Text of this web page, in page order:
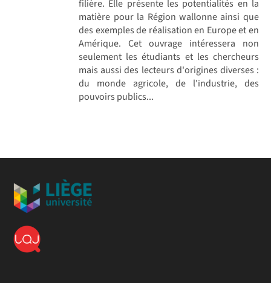
filière. Elle présente les potentialités en la
matière pour la Région wallonne ainsi que
des exemples de réalisation en Europe et en
Amérique. Cet ouvrage intéressera non
seulement les étudiants et les chercheurs
mais aussi des lecteurs d'origines diverses :
du monde agricole, de l'industrie, des
pouvoirs publics...